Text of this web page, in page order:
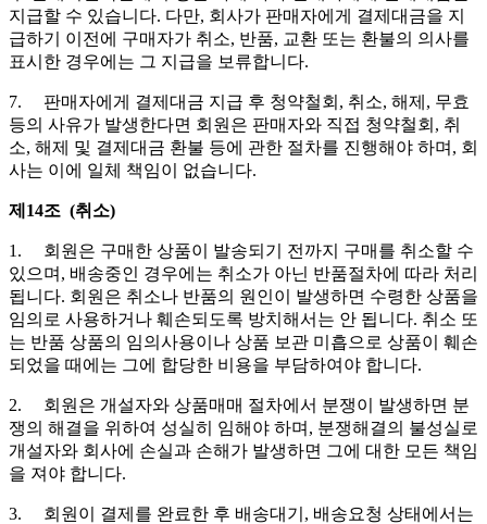
지급할 수 있습니다. 다만, 회사가 판매자에게 결제대금을 지
급하기 이전에 구매자가 취소, 반품, 교환 또는 환불의 의사를
표시한 경우에는 그 지급을 보류합니다.
7. 판매자에게 결제대금 지급 후 청약철회, 취소, 해제, 무효
등의 사유가 발생한다면 회원은 판매자와 직접 청약철회, 취
소, 해제 및 결제대금 환불 등에 관한 절차를 진행해야 하며, 회
사는 이에 일체 책임이 없습니다.
제14조 (취소)
1. 회원은 구매한 상품이 발송되기 전까지 구매를 취소할 수
있으며, 배송중인 경우에는 취소가 아닌 반품절차에 따라 처리
됩니다. 회원은 취소나 반품의 원인이 발생하면 수령한 상품을
임의로 사용하거나 훼손되도록 방치해서는 안 됩니다. 취소 또
는 반품 상품의 임의사용이나 상품 보관 미흡으로 상품이 훼손
되었을 때에는 그에 합당한 비용을 부담하여야 합니다.
2. 회원은 개설자와 상품매매 절차에서 분쟁이 발생하면 분
쟁의 해결을 위하여 성실히 임해야 하며, 분쟁해결의 불성실로
개설자와 회사에 손실과 손해가 발생하면 그에 대한 모든 책임
을 져야 합니다.
3. 회원이 결제를 완료한 후 배송대기, 배송요청 상태에서는